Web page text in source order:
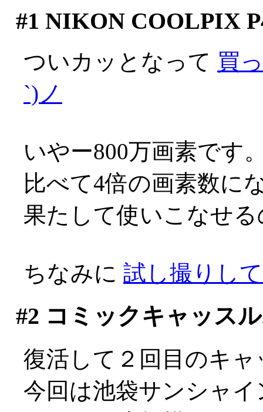
#1 NIKON COOLPIX
ついカッとなって 買
`)ノ
いやー800万画素です
比べて4倍の画素数に
果たして使いこなせ
ちなみに 試し撮りし
#2 コミックキャッス
復活して２回目のキ
今回は池袋サンシャ